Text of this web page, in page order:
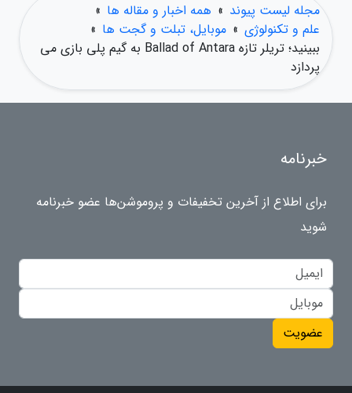
مجله لیست پیوند » همه اخبار و مقاله ها »
علم و تکنولوژی » موبایل، تبلت و گجت ها »
ببینید؛ تریلر تازه Ballad of Antara به گیم پلی بازی می
پردازد
خبرنامه
برای اطلاع از آخرین تخفیفات و پروموشن‌ها عضو خبرنامه
شوید
عضویت